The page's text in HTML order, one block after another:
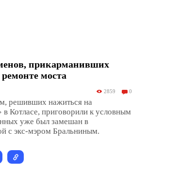
прикарманивших
моста
2859 0
решивших нажиться на
в Котласе, приговорили к условным
уже был замешан в
с экс-мэром Бральниным.